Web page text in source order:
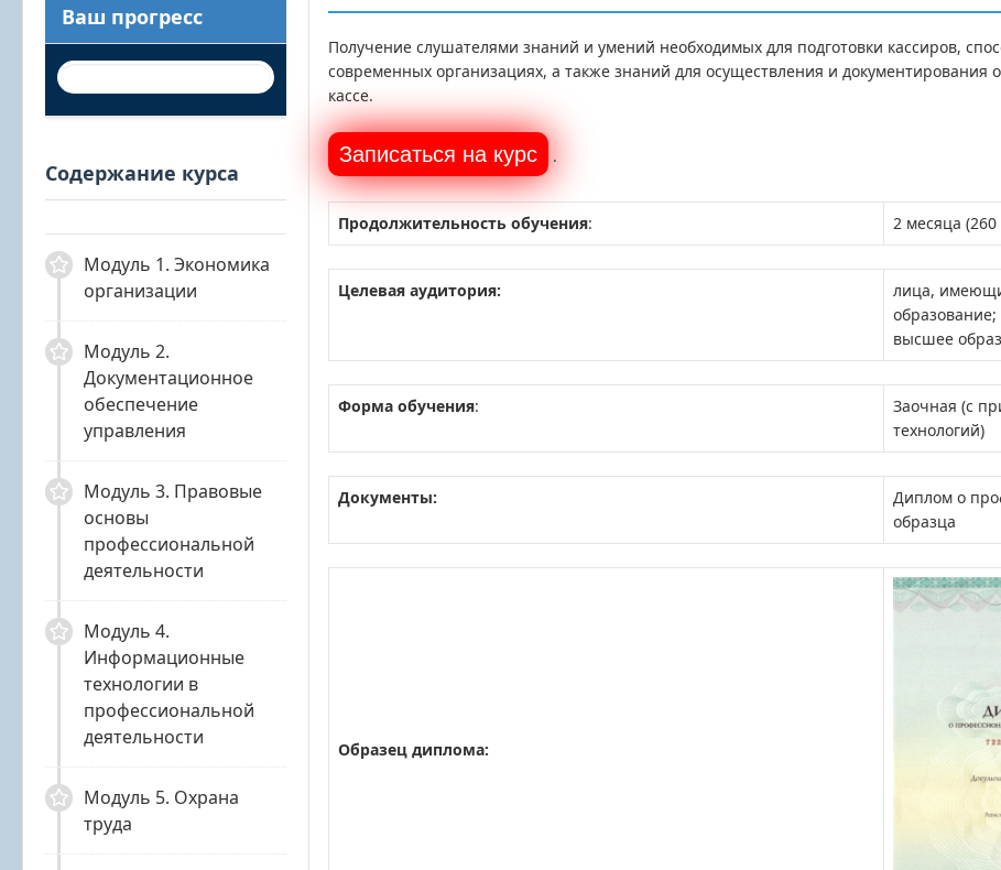
Ваш прогресс
Содержание курса
Модуль 1. Экономика
организации
Модуль 2.
Документационное
обеспечение
управления
Модуль 3. Правовые
основы
профессиональной
деятельности
Модуль 4.
Информационные
технологии в
профессиональной
деятельности
Модуль 5. Охрана
труда
Получение слушателями знаний и умений необходимых для подготовки кассиров,
современных организациях, а также знаний для осуществления и документирования
кассе.
.
Продолжительность обучения: 2 месяца (260
Целевая аудитория:
лица,
высшее
Форма обучения:
Заочная (с
технологий)
Документы:
Диплом о
образца
Образец диплома: